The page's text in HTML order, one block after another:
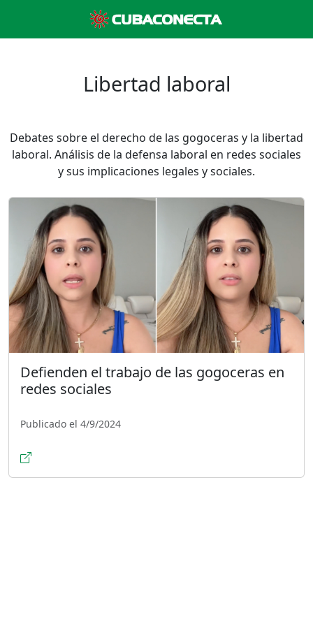
Libertad laboral
Debates sobre el derecho de las gogoceras y la libertad
laboral. Análisis de la defensa laboral en redes sociales
y sus implicaciones legales y sociales.
Defienden el trabajo de las gogoceras en
redes sociales
Publicado el 4/9/2024